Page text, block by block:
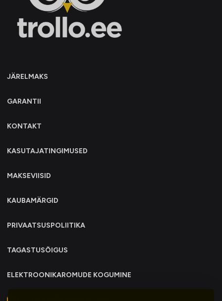
JÄRELMAKS
GARANTII
KONTAKT
KASUTAJATINGIMUSED
MAKSEVIISID
KAUBAMÄRGID
PRIVAATSUSPOLIITIKA
TAGASTUSÕIGUS
ELEKTROONIKAROMUDE KOGUMINE